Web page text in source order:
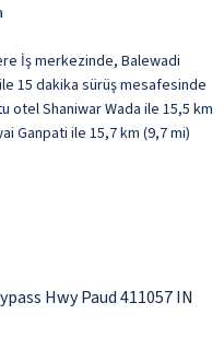
İş merkezinde, Balewadi
15 dakika sürüş mesafesinde
otel Shaniwar Wada ile 15,5 km
Ganpati ile 15,7 km (9,7 mi)
Hwy Paud 411057 IN